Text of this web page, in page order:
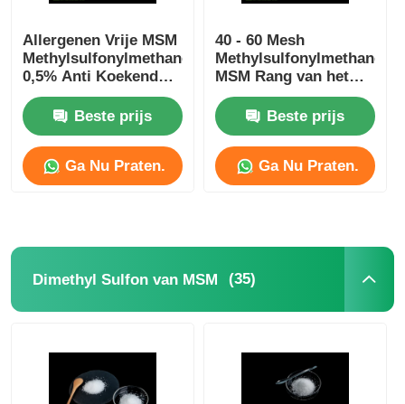
Allergenen Vrije MSM
Methylsulfonylmethane
0,5% Anti Koekend
niet Straling
Beste prijs
Ga Nu Praten.
40 - 60 Mesh
Methylsulfonylmethane
MSM Rang van het
Poeder de
Vegetarische Voedsel
Beste prijs
Ga Nu Praten.
Dimethyl Sulfon van MSM (35)